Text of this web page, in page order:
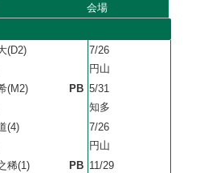
会場
(D2)
7/26
円山
(M2)
PB 5/31
知多
(4)
7/26
円山
稀(1)
PB 11/29